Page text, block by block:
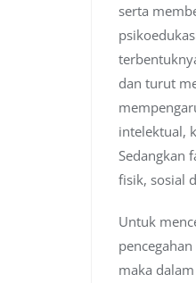
serta
dan turut
intelektual,
Sedangkan
fisik, sosial
Untuk
maka